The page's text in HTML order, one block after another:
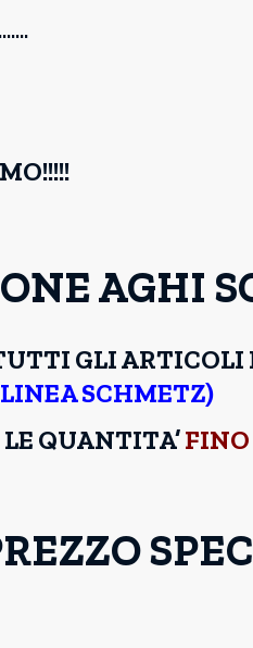
AGHI
GLI
LINEA SCHMETZ)
QUANTITA’FINO